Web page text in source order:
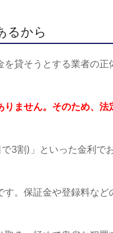
るから
貸そうとする業者の
りません。そのため、
で3割)」といった金利
。保証金や登録料な